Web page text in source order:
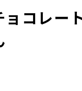
ョコレ